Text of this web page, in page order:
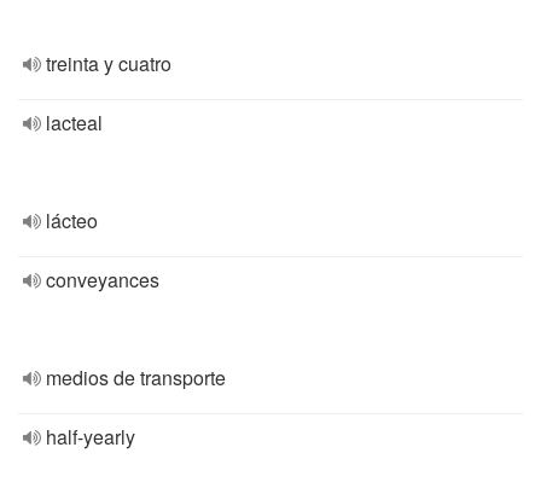
treinta y cuatro
lacteal
lácteo
conveyances
medios de transporte
half-yearly